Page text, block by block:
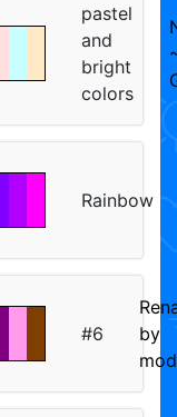
pastel
and
bright
colors
Rainbow
#6
by